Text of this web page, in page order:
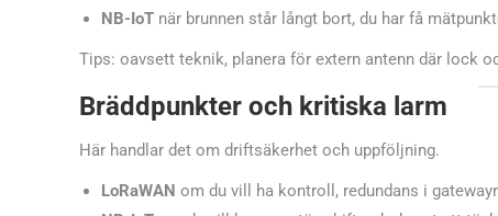
NB-IoT när brunnen står långt bort, du har få
Tips: oavsett teknik, planera för extern antenn där lock
Bräddpunkter och kritiska larm
Här handlar det om driftsäkerhet och uppföljning.
LoRaWAN om du vill ha kontroll, redundans i